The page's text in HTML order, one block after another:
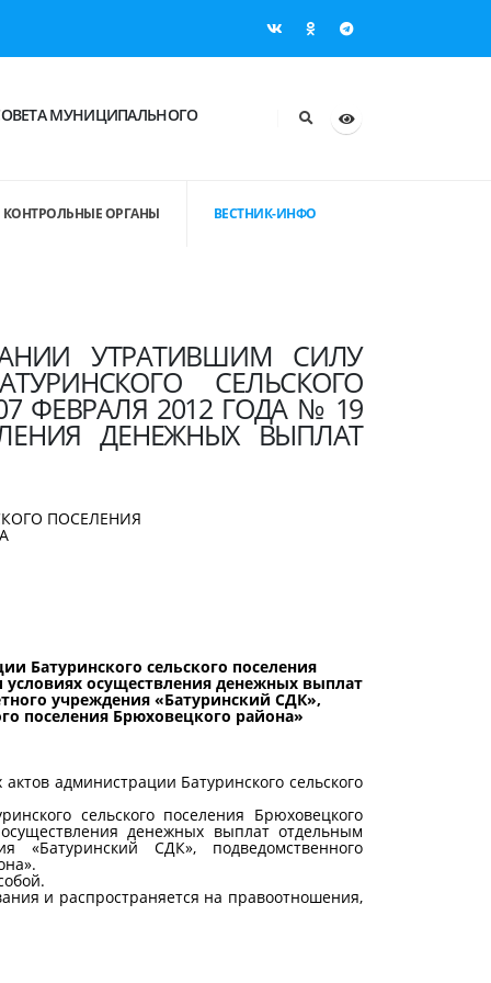
МУНИЦИПАЛЬНОГО
КОНТРОЛЬНЫЕ ОРГАНЫ ВЕСТНИК-ИНФО
УТРАТИВШИМ СИЛУ
СЕЛЬСКОГО
ФЕВРАЛЯ 2012 ГОДА № 19
ДЕНЕЖНЫХ ВЫПЛАТ
ПОСЕЛЕНИЯ
Батуринского сельского поселения
осуществления денежных выплат
учреждения «Батуринский СДК»,
поселения Брюховецкого района»
администрации Батуринского сельского
сельского поселения Брюховецкого
денежных выплат отдельным
«Батуринский СДК», подведомственного
и распространяется на правоотношения,